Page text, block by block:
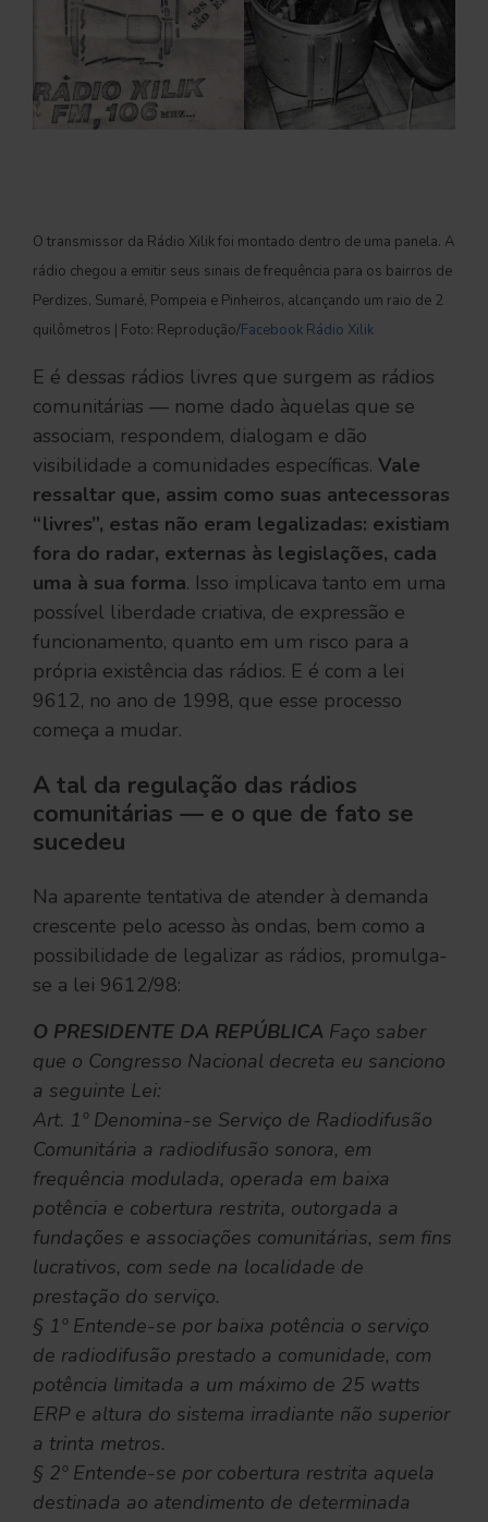
O transmissor da Rádio Xilik foi montado dentro de uma panela. A
rádio chegou a emitir seus sinais de frequência para os bairros de
Perdizes, Sumaré, Pompeia e Pinheiros, alcançando um raio de 2
quilômetros | Foto: Reprodução/Facebook Rádio Xilik
E é dessas rádios livres que surgem as rádios
comunitárias — nome dado àquelas que se
associam, respondem, dialogam e dão
visibilidade a comunidades específicas. Vale
ressaltar que, assim como suas antecessoras
“livres”, estas não eram legalizadas: existiam
fora do radar, externas às legislações, cada
uma à sua forma. Isso implicava tanto em uma
possível liberdade criativa, de expressão e
funcionamento, quanto em um risco para a
própria existência das rádios. E é com a lei
9612, no ano de 1998, que esse processo
começa a mudar.
A tal da regulação das rádios
comunitárias — e o que de fato se
sucedeu
Na aparente tentativa de atender à demanda
crescente pelo acesso às ondas, bem como a
possibilidade de legalizar as rádios, promulga-
se a lei 9612/98:
O PRESIDENTE DA REPÚBLICA Faço saber
que o Congresso Nacional decreta eu sanciono
a seguinte Lei:
Art. 1º Denomina-se Serviço de Radiodifusão
Comunitária a radiodifusão sonora, em
frequência modulada, operada em baixa
potência e cobertura restrita, outorgada a
fundações e associações comunitárias, sem fins
lucrativos, com sede na localidade de
prestação do serviço.
§ 1º Entende-se por baixa potência o serviço
de radiodifusão prestado a comunidade, com
potência limitada a um máximo de 25 watts
ERP e altura do sistema irradiante não superior
a trinta metros.
§ 2º Entende-se por cobertura restrita aquela
destinada ao atendimento de determinada